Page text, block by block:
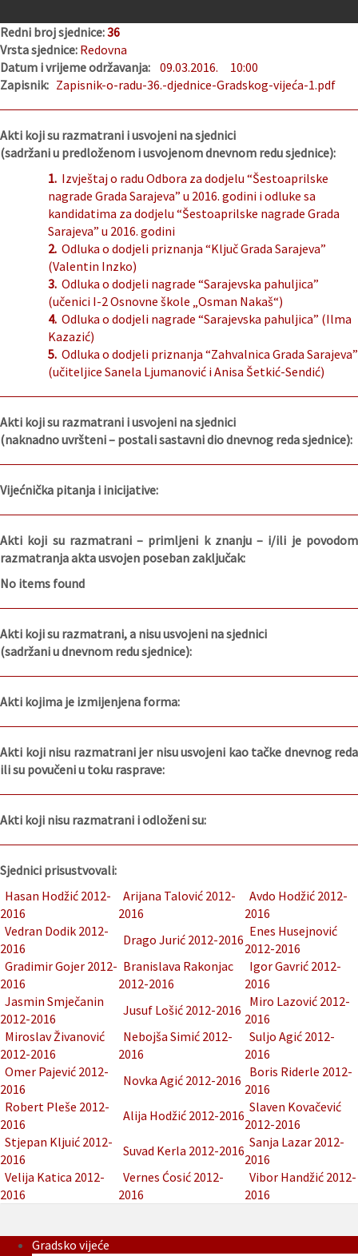
Redni broj sjednice:36
Vrsta sjednice: Redovna
Datum i vrijeme održavanja: 09.03.2016.
10:00
Zapisnik: Zapisnik-o-radu-36.-djednice-Gradskog-vijeća-1.pdf
Akti koji su razmatrani i usvojeni na sjednici
(sadržani u predloženom i usvojenom dnevnom redu sjednice):
1. Izvještaj o radu Odbora za dodjelu “Šestoaprilske
nagrade Grada Sarajeva” u 2016. godini i odluke sa
kandidatima za dodjelu “Šestoaprilske nagrade Grada
Sarajeva” u 2016. godini
2. Odluka o dodjeli priznanja “Ključ Grada Sarajeva”
(Valentin Inzko)
3. Odluka o dodjeli nagrade “Sarajevska pahuljica”
(učenici I-2 Osnovne škole „Osman Nakaš“)
4. Odluka o dodjeli nagrade “Sarajevska pahuljica” (Ilma
Kazazić)
5. Odluka o dodjeli priznanja “Zahvalnica Grada Sarajeva”
(učiteljice Sanela Ljumanović i Anisa Šetkić-Sendić)
Akti koji su razmatrani i usvojeni na sjednici
(naknadno uvršteni – postali sastavni dio dnevnog reda sjednice):
Vijećnička pitanja i inicijative:
Akti koji su razmatrani – primljeni k znanju – i/ili je povodom
razmatranja akta usvojen poseban zaključak:
No items found
Akti koji su razmatrani, a nisu usvojeni na sjednici
(sadržani u dnevnom redu sjednice):
Akti kojima je izmijenjena forma:
Akti koji nisu razmatrani jer nisu usvojeni kao tačke dnevnog reda
ili su povučeni u toku rasprave:
Akti koji nisu razmatrani i odloženi su:
Sjednici prisustvovali:
Hasan Hodžić 2012-
2016
Arijana Talović 2012-
2016
Avdo Hodžić 2012-
2016
Vedran Dodik 2012-
2016
Drago Jurić 2012-2016
Enes Husejnović
2012-2016
Gradimir Gojer 2012-
2016
Branislava Rakonjac
2012-2016
Igor Gavrić 2012-
2016
Jasmin Smječanin
2012-2016
Jusuf Lošić 2012-2016
Miro Lazović 2012-
2016
Miroslav Živanović
2012-2016
Nebojša Simić 2012-
2016
Suljo Agić 2012-
2016
Omer Pajević 2012-
2016
Novka Agić 2012-2016
Boris Riderle 2012-
2016
Robert Pleše 2012-
2016
Alija Hodžić 2012-2016
Slaven Kovačević
2012-2016
Stjepan Kljuić 2012-
2016
Suvad Kerla 2012-2016
Sanja Lazar 2012-
2016
Velija Katica 2012-
2016
Vernes Ćosić 2012-
2016
Vibor Handžić 2012-
2016
Gradsko vijeće